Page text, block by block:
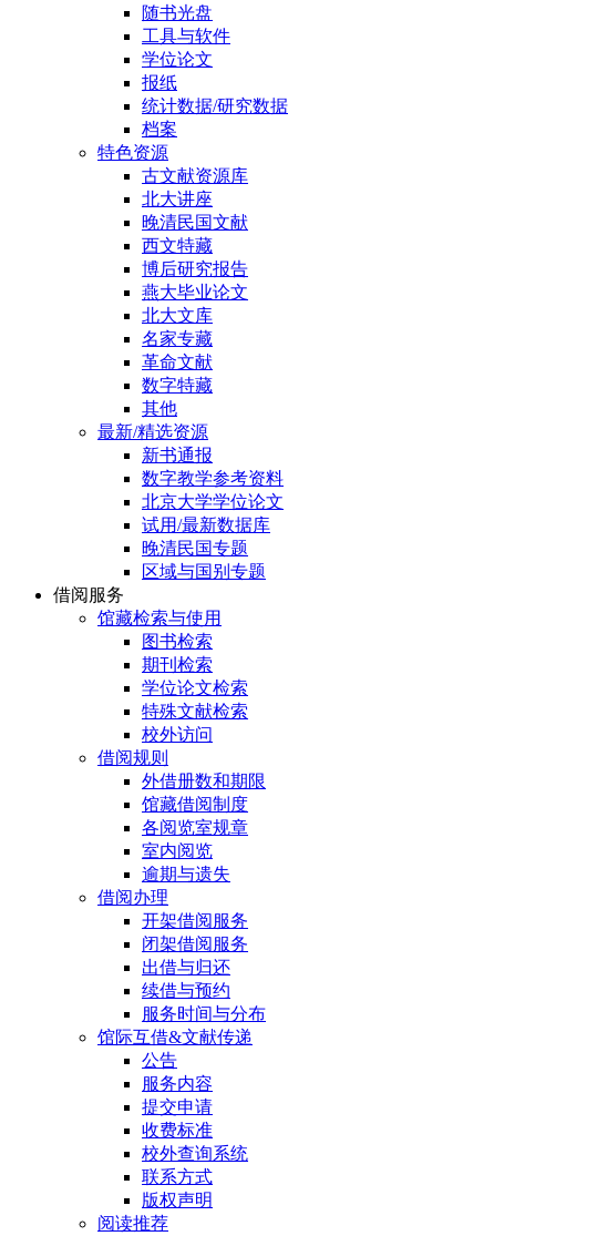
随书光盘
工具与软件
学位论文
报纸
统计数据/研究数据
档案
特色资源
古文献资源库
北大讲座
晚清民国文献
西文特藏
博后研究报告
燕大毕业论文
北大文库
名家专藏
革命文献
数字特藏
其他
最新/精选资源
新书通报
数字教学参考资料
北京大学学位论文
试用/最新数据库
晚清民国专题
区域与国别专题
借阅服务
馆藏检索与使用
图书检索
期刊检索
学位论文检索
特殊文献检索
校外访问
借阅规则
外借册数和期限
馆藏借阅制度
各阅览室规章
室内阅览
逾期与遗失
借阅办理
开架借阅服务
闭架借阅服务
出借与归还
续借与预约
服务时间与分布
馆际互借&文献传递
公告
服务内容
提交申请
收费标准
校外查询系统
联系方式
版权声明
阅读推荐